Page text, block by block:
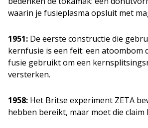
waarin je fusieplasma opsluit met
1951: De eerste constructie die
kernfusie is een feit: een atoombom
fusie gebruikt om een
versterken.
1958: Het Britse experiment ZETA
hebben bereikt, maar moet die